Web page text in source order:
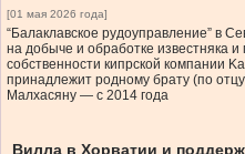
[01 мая 2026 года]
“Балаклавское рудоуправление” в
на добыче и обработке известняка и
собственности кипрской компании
принадлежит родному брату (по
Малхасяну — с 2014 года
Вилла в Хорватии и